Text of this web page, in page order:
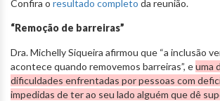
Confira o resultado completo da reunião.
“Remoção de barreiras”
Dra. Michelly Siqueira afirmou que “a inclusão
acontece quando removemos barreiras”, euma
dificuldades enfrentadas por pessoas com
impedidas de ter ao seu lado alguém que dê